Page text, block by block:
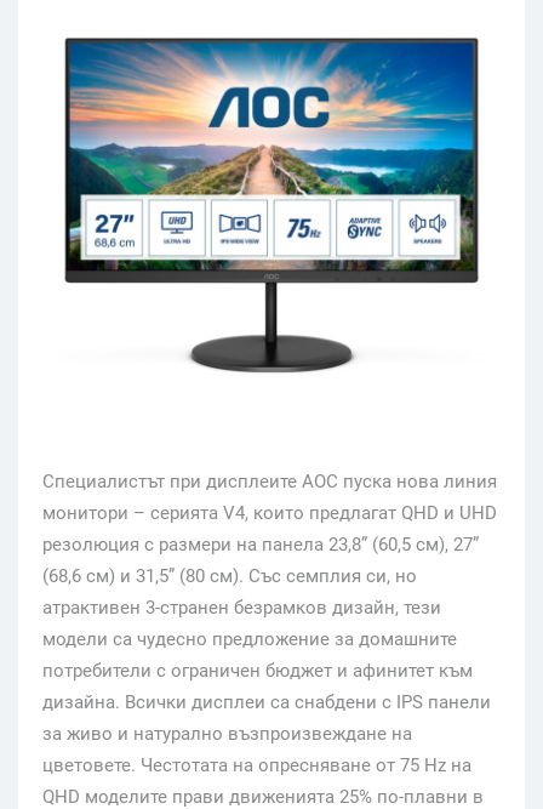
Специалистът при дисплеите AOC пуска нова линия
монитори – серията V4, които предлагат QHD и UHD
резолюция с размери на панела 23,8” (60,5 см), 27”
(68,6 см) и 31,5” (80 см). Със семплия си, но
атрактивен 3-странен безрамков дизайн, тези
модели са чудесно предложение за домашните
потребители с ограничен бюджет и афинитет към
дизайна. Всички дисплеи са снабдени с IPS панели
за живо и натурално възпроизвеждане на
цветовете. Честотата на опресняване от 75 Hz на
QHD моделите прави движенията 25% по-плавни в